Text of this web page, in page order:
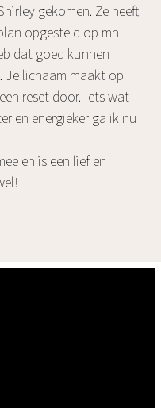
gekomen. Ze heeft
opgesteld op mn
dat goed kunnen
lichaam maakt op
reset door. Iets wat
en energieker ga ik nu
en is een lief en